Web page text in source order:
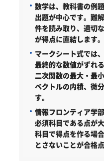
数学は、教科書の例
出題が中心です。難
件を読み取り、適切
が得点に直結します。
マークシート式では
最終的な数値がずれ
二次関数の最大・最
ベクトルの内積、微
す。
情報フロンティア学
必須科目である点が
科目で得点を作る場
とさないことが合格